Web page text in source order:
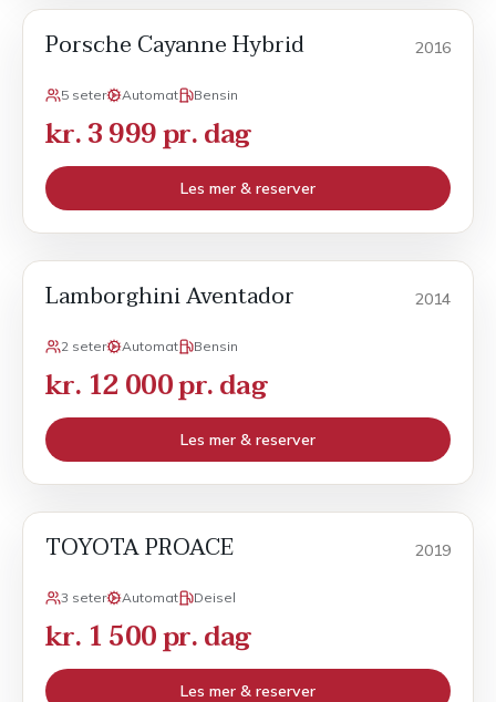
Porsche Cayanne Hybrid 2016
5 seter Automat Bensin
kr. 3 999 pr. dag
Les mer & reserver
Lamborghini Aventador 2014
2 seter Automat Bensin
kr. 12 000 pr. dag
Les mer & reserver
TOYOTA PROACE 2019
3 seter Automat Deisel
kr. 1 500 pr. dag
Les mer & reserver